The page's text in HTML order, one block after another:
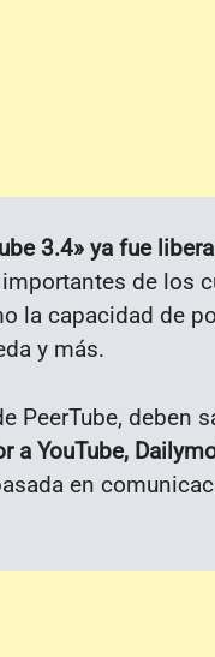
3.4» ya fue
de los
la capacidad de
y más.
PeerTube, deben
a YouTube,
en